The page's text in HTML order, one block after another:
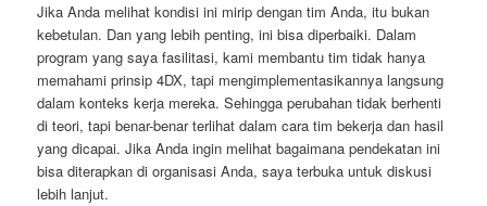
Jika Anda melihat kondisi ini mirip dengan tim Anda, itu bukan
kebetulan. Dan yang lebih penting, ini bisa diperbaiki. Dalam
program yang saya fasilitasi, kami membantu tim tidak hanya
memahami prinsip 4DX, tapi mengimplementasikannya langsung
dalam konteks kerja mereka. Sehingga perubahan tidak berhenti
di teori, tapi benar-benar terlihat dalam cara tim bekerja dan hasil
yang dicapai. Jika Anda ingin melihat bagaimana pendekatan ini
bisa diterapkan di organisasi Anda, saya terbuka untuk diskusi
lebih lanjut.